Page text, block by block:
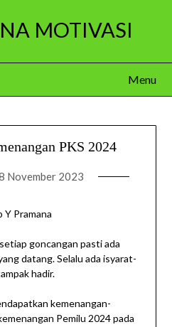
MOTIVASI
Menu
PKS 2024
November 2023
Y Pramana
goncangan pasti ada
datang. Selalu ada isyarat-
hadir.
kemenangan-
Pemilu 2024 pada